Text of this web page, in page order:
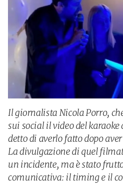
Il giornalista Nicola Porro,
sui social il video del
detto di averlo fatto dopo
La divulgazione di quel
un incidente, ma è stato
comunicativa: il timing e il